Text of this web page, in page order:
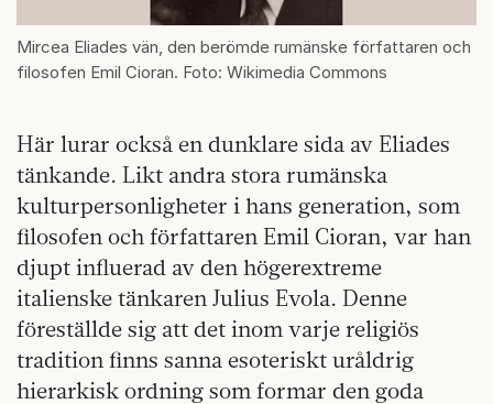
Mircea Eliades vän, den berömde rumänske författaren och
filosofen Emil Cioran. Foto: Wikimedia Commons
Här lurar också en dunklare sida av Eliades
tänkande. Likt andra stora rumänska
kulturpersonligheter i hans generation, som
filosofen och författaren Emil Cioran, var han
djupt influerad av den högerextreme
italienske tänkaren Julius Evola. Denne
föreställde sig att det inom varje religiös
tradition finns sanna esoteriskt uråldrig
hierarkisk ordning som formar den goda